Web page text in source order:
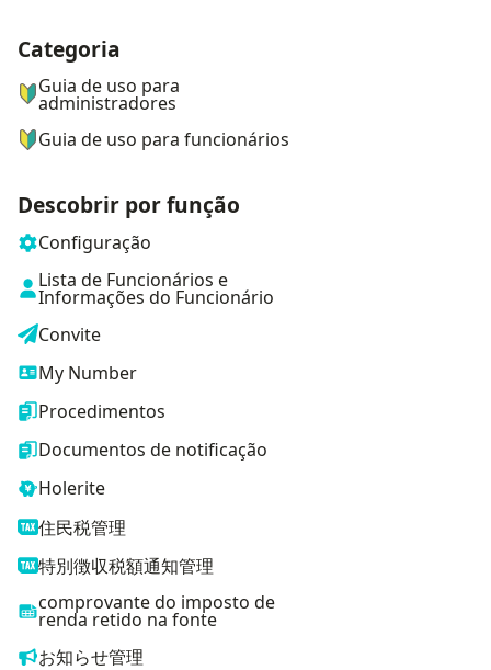
ナビゲーションメニュー
Categoria
Guia de uso para
administradores
Guia de uso para funcionários
Descobrir por função
Configuração
Lista de Funcionários e
Informações do Funcionário
Convite
My Number
Procedimentos
Documentos de notificação
Holerite
住民税管理
特別徴収税額通知管理
comprovante do imposto de
renda retido na fonte
お知らせ管理